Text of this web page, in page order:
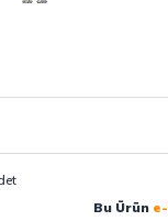
Bu Ürüne-